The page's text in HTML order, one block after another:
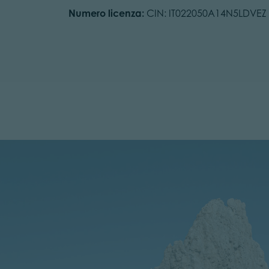
Numero licenza: CIN: IT022050A14N5LDVEZ